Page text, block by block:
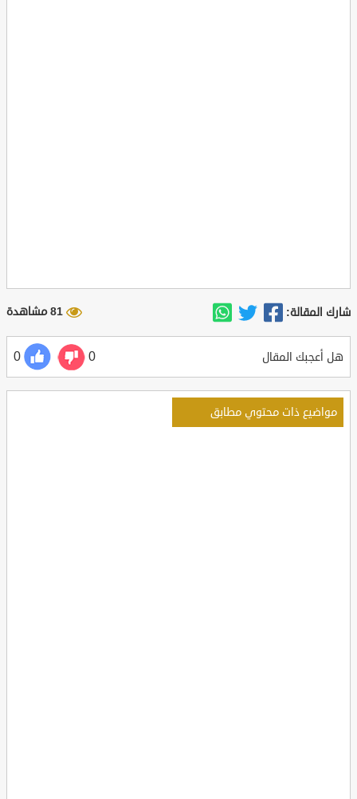
شارك المقالة: 81 مشاهدة
هل أعجبك المقال 0
0
مواضيع ذات محتوي مطابق